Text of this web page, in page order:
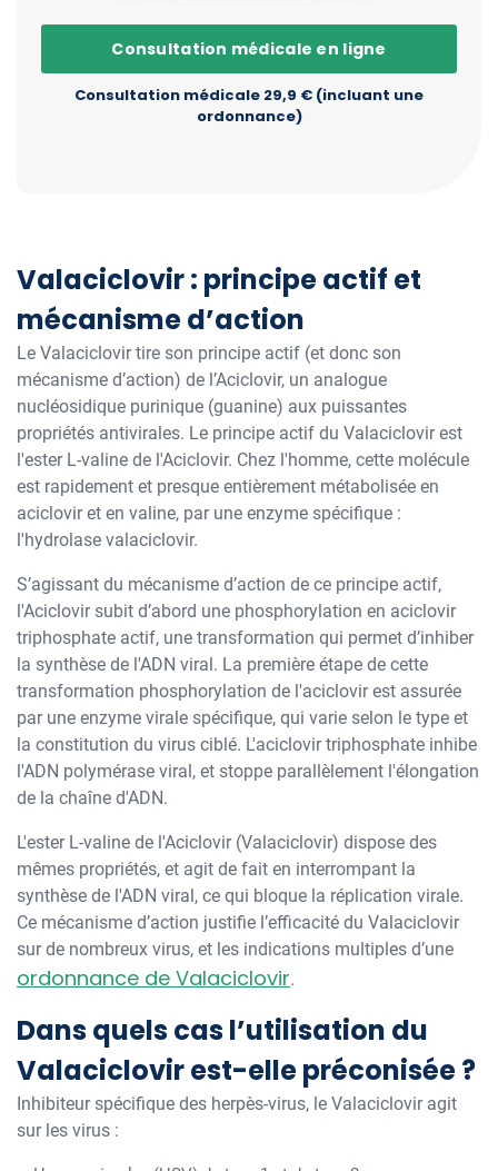
Consultation médicale en ligne
Consultation médicale 29,9 € (incluant une
ordonnance)
Valaciclovir : principe actif et
mécanisme d’action
Le Valaciclovir tire son principe actif (et donc son
mécanisme d’action) de l’Aciclovir, un analogue
nucléosidique purinique (guanine) aux puissantes
propriétés antivirales. Le principe actif du Valaciclovir est
l'ester L-valine de l'Aciclovir. Chez l'homme, cette molécule
est rapidement et presque entièrement métabolisée en
aciclovir et en valine, par une enzyme spécifique :
l'hydrolase valaciclovir.
S’agissant du mécanisme d’action de ce principe actif,
l'Aciclovir subit d’abord une phosphorylation en aciclovir
triphosphate actif, une transformation qui permet d’inhiber
la synthèse de l'ADN viral. La première étape de cette
transformation phosphorylation de l'aciclovir est assurée
par une enzyme virale spécifique, qui varie selon le type et
la constitution du virus ciblé. L'aciclovir triphosphate inhibe
l'ADN polymérase viral, et stoppe parallèlement l'élongation
de la chaîne d'ADN.
L'ester L-valine de l'Aciclovir (Valaciclovir) dispose des
mêmes propriétés, et agit de fait en interrompant la
synthèse de l'ADN viral, ce qui bloque la réplication virale.
Ce mécanisme d’action justifie l’efficacité du Valaciclovir
sur de nombreux virus, et les indications multiples d’une
ordonnance de Valaciclovir.
Dans quels cas l’utilisation du
Valaciclovir est-elle préconisée ?
Inhibiteur spécifique des herpès-virus, le Valaciclovir agit
sur les virus :